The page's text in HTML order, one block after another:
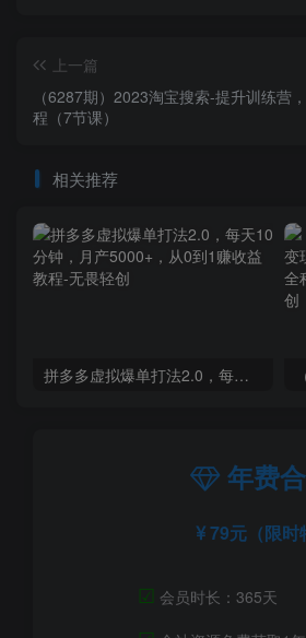
上一篇
（6287期）2023淘宝搜索-提升训练营
程（7节课）
相关推荐
拼多多虚拟爆单打法2.0，每天10分钟，月产5000+，从0到1赚收益教程
年费
79元（限时
☑ 会员时长：365天